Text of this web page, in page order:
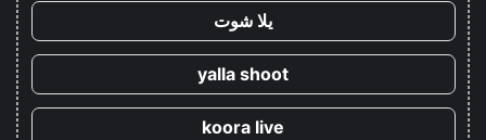
يلا شوت
yalla shoot
koora live